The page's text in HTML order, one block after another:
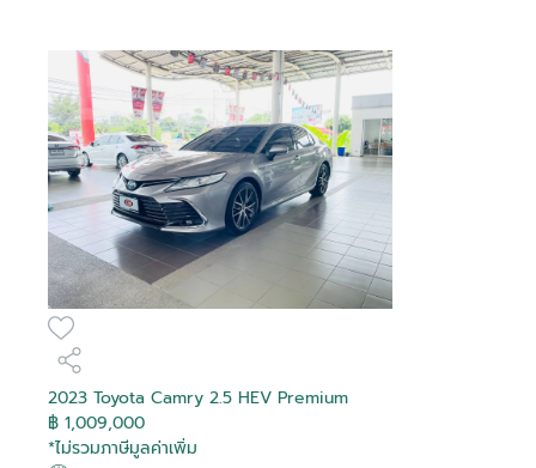
2023 Toyota Camry 2.5 HEV Premium
฿ 1,009,000
*ไม่รวมภาษีมูลค่าเพิ่ม